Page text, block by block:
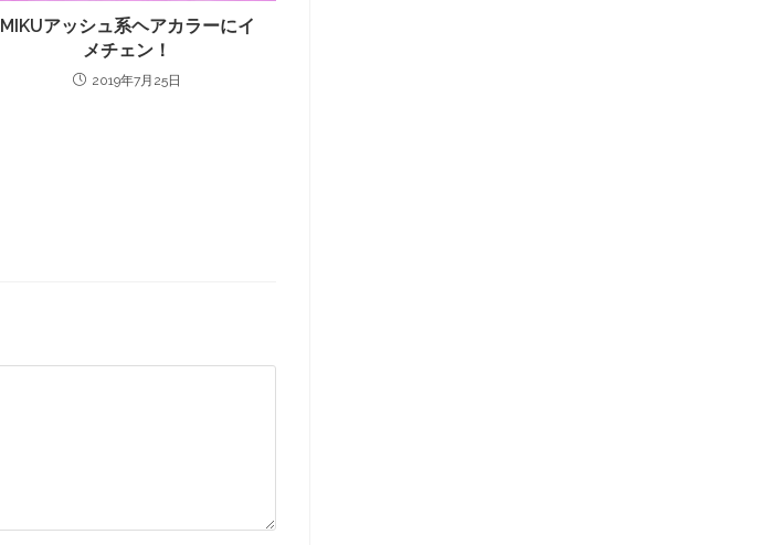
MIKUアッシュ系ヘアカラーにイ
メチェン！
2019年7月25日